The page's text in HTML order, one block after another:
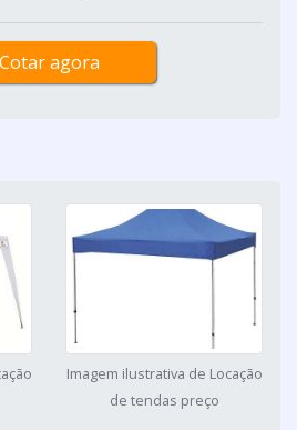
Cotar agora
Imagem ilustrativa de Locação
de tendas preço